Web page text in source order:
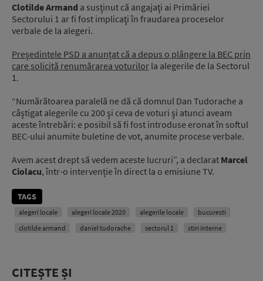
Clotilde Armand a susţinut că angajaţi ai Primăriei
Sectorului 1 ar fi fost implicaţi în fraudarea proceselor
verbale de la alegeri.
Preşedintele PSD a anunțat că a depus o plângere la BEC prin
care solicită renumărarea voturilor la alegerile de la Sectorul
1.
“Numărătoarea paralelă ne dă că domnul Dan Tudorache a
câştigat alegerile cu 200 şi ceva de voturi şi atunci aveam
aceste întrebări: e posibil să fi fost introduse eronat în softul
BEC-ului anumite buletine de vot, anumite procese verbale.
Avem acest drept să vedem aceste lucruri”, a declarat Marcel
Ciolacu, într-o intervenție în direct la o emisiune TV.
TAGS
alegeri locale alegeri locale 2020 alegerile locale
bucuresti
clotilde armand
daniel tudorache sectorul 1 stiri interne
CITEȘTE ȘI